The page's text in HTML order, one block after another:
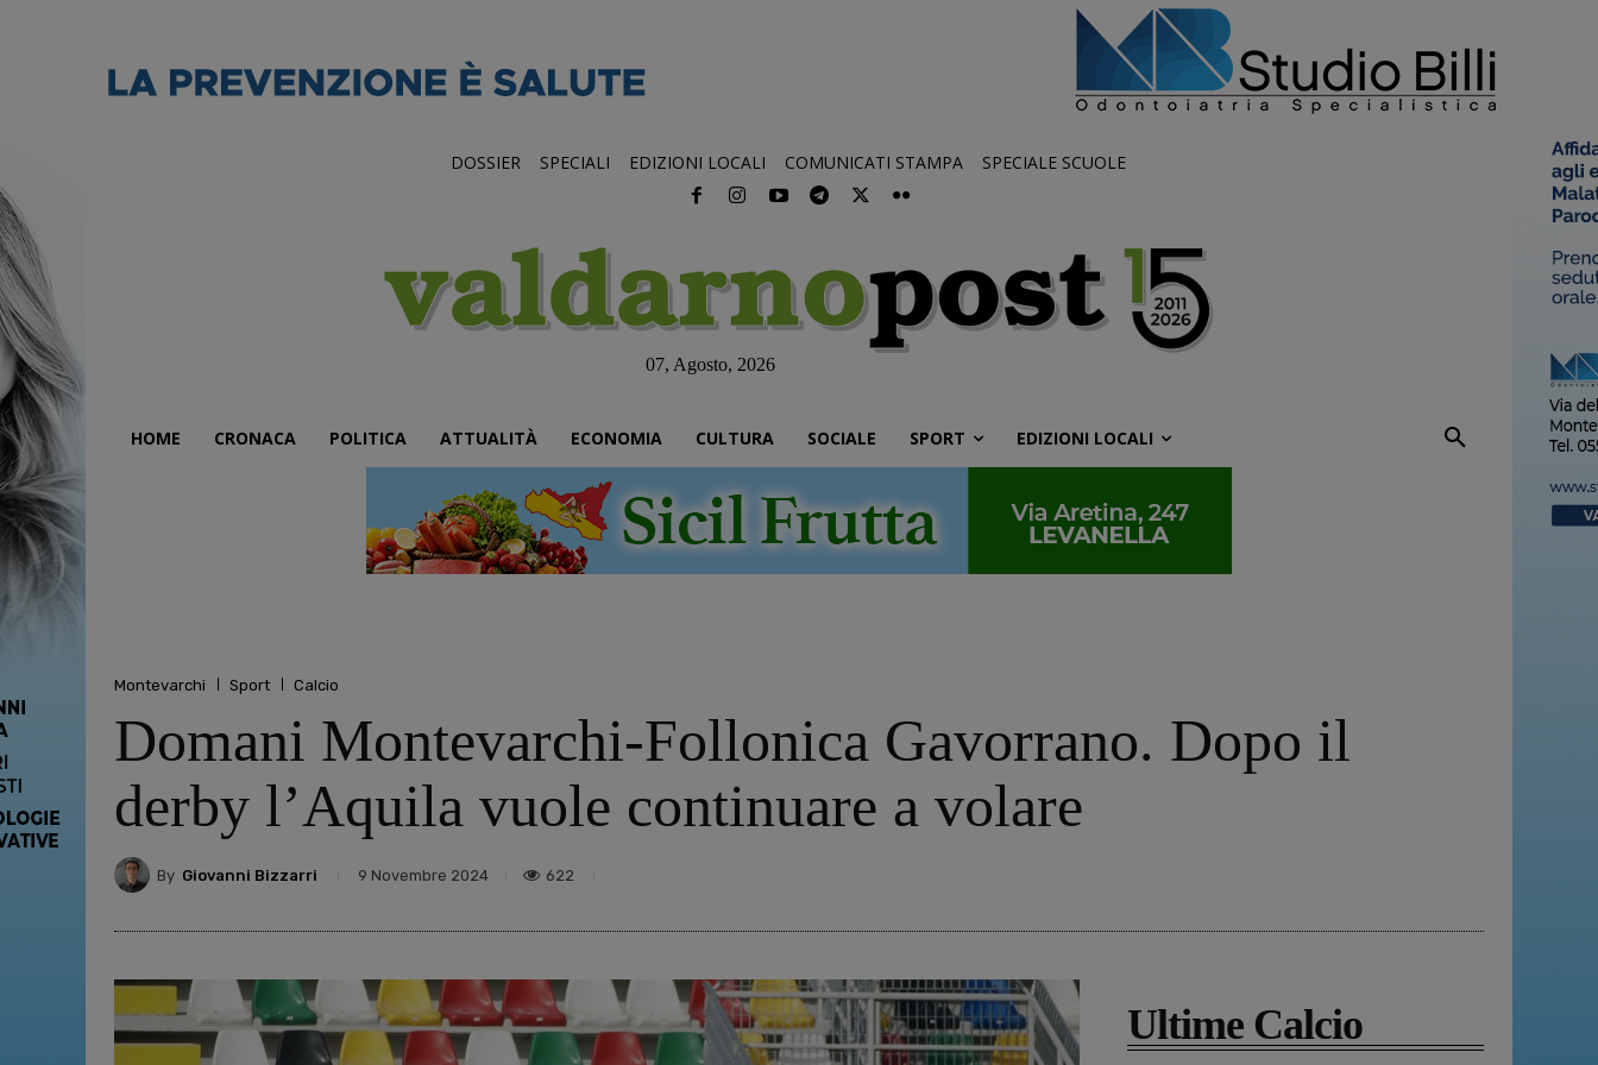
DOSSIER SPECIALI EDIZIONI LOCALI COMUNICATI STAMPA SPECIALE SCUOLE
07, Agosto, 2026
HOME CRONACA POLITICA ATTUALITÀ ECONOMIA CULTURA SOCIALE SPORT EDIZIONI LOCALI
Montevarchi Sport Calcio
Domani Montevarchi-Follonica Gavorrano. Dopo il
derby l’Aquila vuole continuare a volare
By Giovanni Bizzarri 9 Novembre 2024 622
Ultime Calcio